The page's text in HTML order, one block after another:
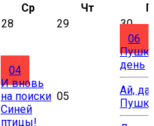
Ср Чт
28 29 30
04
И вновь
на поиски
Синей
птицы!
05
06
день
Ай, да